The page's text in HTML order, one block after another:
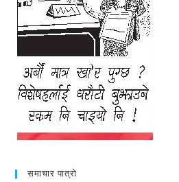
समाचार पात्रो